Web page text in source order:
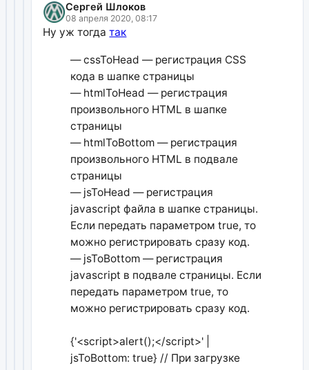
Сергей Шлоков
08 апреля 2020, 08:17
Ну уж тогдатак
— cssToHead — регистрация CSS
кода в шапке страницы
— htmlToHead — регистрация
произвольного HTML в шапке
страницы
— htmlToBottom — регистрация
произвольного HTML в подвале
страницы
— jsToHead — регистрация
javascript файла в шапке страницы.
Если передать параметром true, то
можно регистрировать сразу код.
— jsToBottom — регистрация
javascript в подвале страницы. Если
передать параметром true, то
можно регистрировать сразу код.
{'<script>alert();</script>' |
jsToBottom: true} // При загрузке